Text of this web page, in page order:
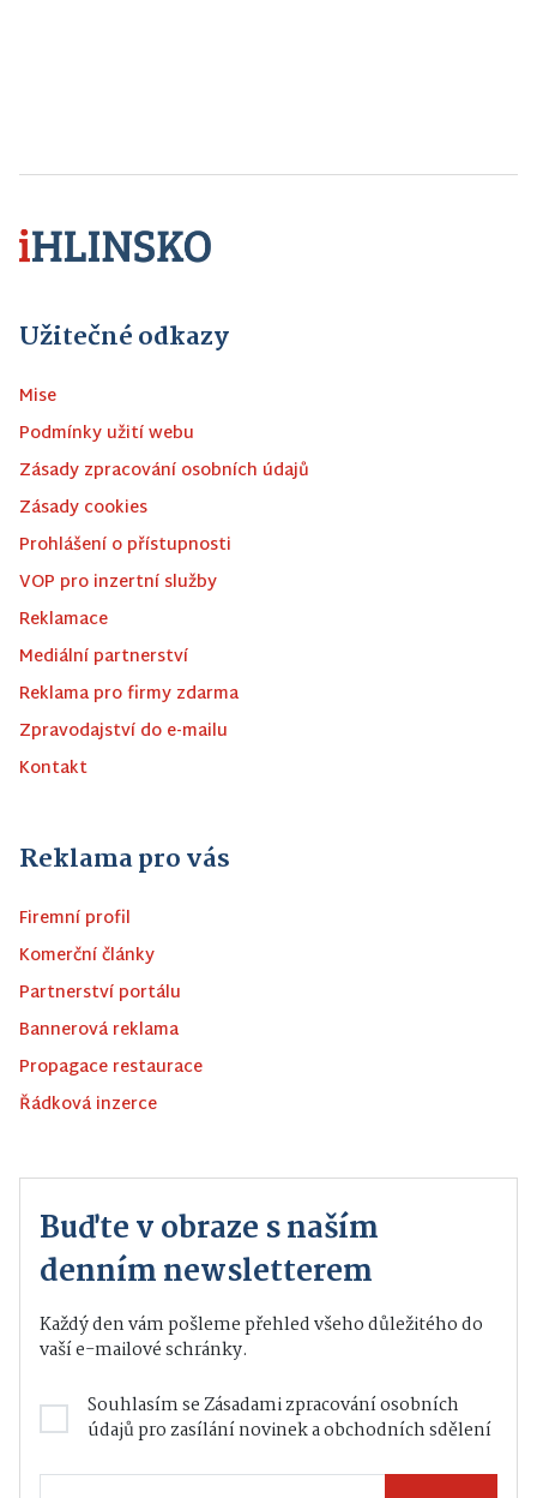
Užitečné odkazy
Mise
Podmínky užití webu
Zásady zpracování osobních údajů
Zásady cookies
Prohlášení o přístupnosti
VOP pro inzertní služby
Reklamace
Mediální partnerství
Reklama pro firmy zdarma
Zpravodajství do e-mailu
Kontakt
Reklama pro vás
Firemní profil
Komerční články
Partnerství portálu
Bannerová reklama
Propagace restaurace
Řádková inzerce
Buďte v obraze s naším
denním newsletterem
Každý den vám pošleme přehled všeho důležitého do
vaší e-mailové schránky.
Souhlasím seZásadami zpracování osobních
údajůpro zasílání novinek a obchodních sdělení